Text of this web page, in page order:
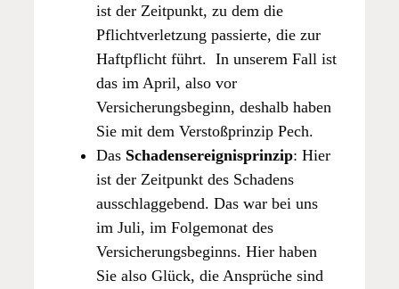
ist der Zeitpunkt, zu dem die
Pflichtverletzung passierte, die zur
Haftpflicht führt. In unserem Fall ist
das im April, also vor
Versicherungsbeginn, deshalb haben
Sie mit dem Verstoßprinzip Pech.
Das Schadensereignisprinzip: Hier
ist der Zeitpunkt des Schadens
ausschlaggebend. Das war bei uns
im Juli, im Folgemonat des
Versicherungsbeginns. Hier haben
Sie also Glück, die Ansprüche sind